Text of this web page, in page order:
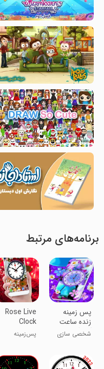
برنامه‌های مرتبط
پس زمینه
زنده ساعت
آنالوگ
شخصی سازی
Rose Live
Clock
Wallpaper -
Flower
Screen
پس‌زمینه
گل‌دار - ساعت
گل روی صفحه